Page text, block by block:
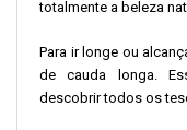
totalmente a beleza
Para ir longe ou
de cauda longa.
descobrir todos os